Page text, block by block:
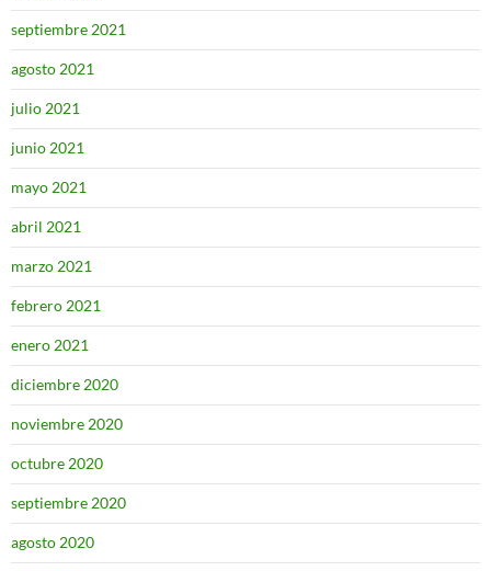
septiembre 2021
agosto 2021
julio 2021
junio 2021
mayo 2021
abril 2021
marzo 2021
febrero 2021
enero 2021
diciembre 2020
noviembre 2020
octubre 2020
septiembre 2020
agosto 2020